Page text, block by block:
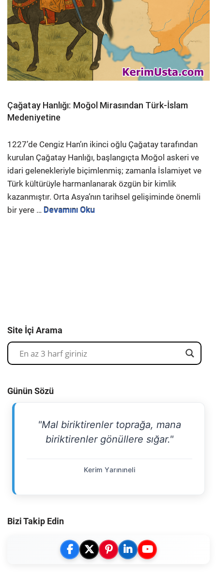
Çağatay Hanlığı: Moğol Mirasından Türk-İslam
Medeniyetine
1227’de Cengiz Han’ın ikinci oğlu Çağatay tarafından
kurulan Çağatay Hanlığı, başlangıçta Moğol askeri ve
idari gelenekleriyle biçimlenmiş; zamanla İslamiyet ve
Türk kültürüyle harmanlanarak özgün bir kimlik
kazanmıştır. Orta Asya’nın tarihsel gelişiminde önemli
bir yere … Devamını Oku
Site İçi Arama
Günün Sözü
"Mal biriktirenler toprağa, mana
biriktirenler gönüllere sığar."
Kerim Yarınıneli
Bizi Takip Edin